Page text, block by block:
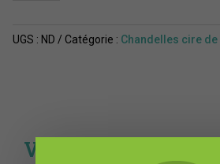
on
UGS : ND Catégorie : Chandelles cire de
Vous pourriez-être